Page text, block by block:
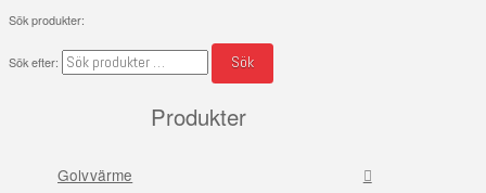
Sök produkter:
Sök efter: Sök
Produkter
Golvvärme